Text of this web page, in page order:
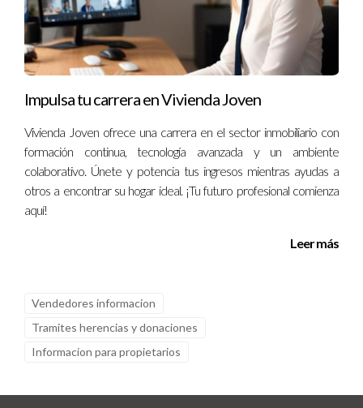
Impulsa tu carrera en Vivienda Joven
Vivienda Joven ofrece una carrera en el sector inmobiliario con
formación continua, tecnología avanzada y un ambiente
colaborativo. Únete y potencia tus ingresos mientras ayudas a
otros a encontrar su hogar ideal. ¡Tu futuro profesional comienza
aquí!
Leer más
Vendedores informacion
Tramites herencias y donaciones
Informacion para propietarios